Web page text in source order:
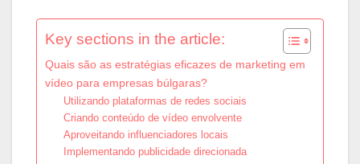
Key sections in the article:
Quais são as estratégias eficazes de marketing em
vídeo para empresas búlgaras?
Utilizando plataformas de redes sociais
Criando conteúdo de vídeo envolvente
Aproveitando influenciadores locais
Implementando publicidade direcionada